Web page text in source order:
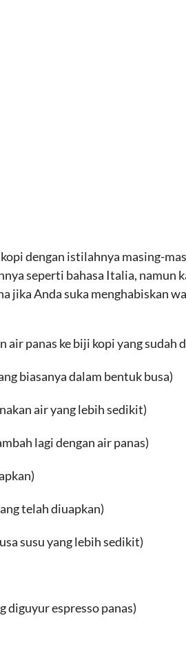
dengan istilahnya masing-
seperti bahasa Italia,
jika Anda suka menghabiskan
panas ke biji kopi yang sudah
biasanya dalam bentuk busa)
air yang lebih sedikit)
lagi dengan air panas)
telah diuapkan)
susu yang lebih sedikit)
diguyur espresso panas)